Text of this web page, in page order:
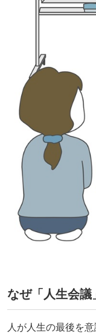
なぜ「人生会
人が人生の最後を